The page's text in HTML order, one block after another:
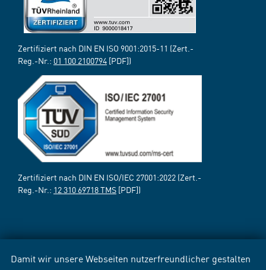
Damit wir unsere Webseiten nutzerfreundlicher gestalten
Zertifiziert nach DIN EN ISO 9001:2015-11 (Zert.-
Reg.-Nr.: 01 100 2100794 [PDF])
Zertifiziert nach DIN EN ISO/IEC 27001:2022 (Zert.-
Reg.-Nr.: 12 310 69718 TMS [PDF])